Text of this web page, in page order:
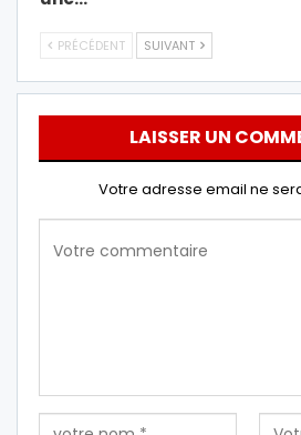
PRÉCÉDENT SUIVANT
LAISSER UN
Votre adresse email ne